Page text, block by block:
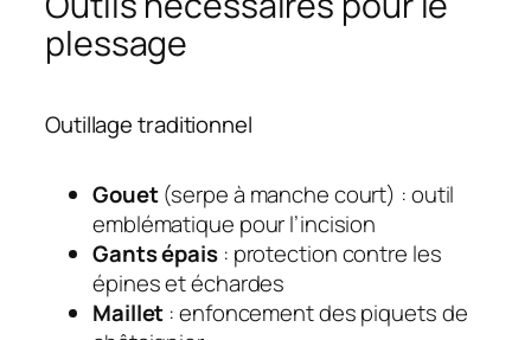
plessage
Outillage traditionnel
Gouet(serpe à manche court) : outil
emblématique pour l’incision
Gants épais: protection contre les
épines et échardes
Maillet : enfoncement des piquets de